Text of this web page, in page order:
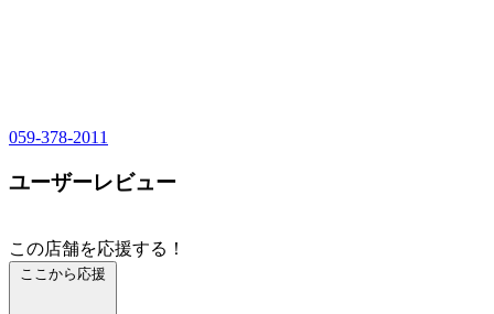
059-378-2011
ユーザーレビュー
この店舗を応援する！
ここから応援